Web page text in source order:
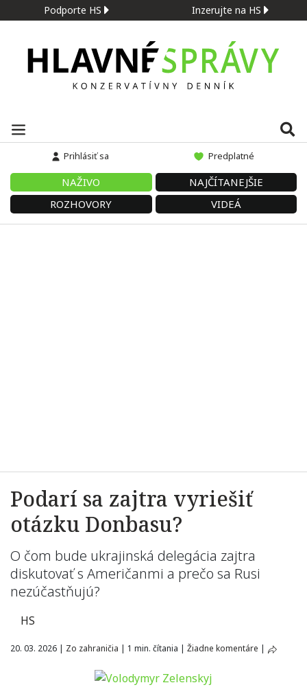
Podporte HS Inzerujte na HS
Prihlásiť sa Predplatné
NAŽIVO
NAJČÍTANEJŠIE
ROZHOVORY
VIDEÁ
Podarí sa zajtra vyriešiť
otázku Donbasu?
O čom bude ukrajinská delegácia zajtra
diskutovať s Američanmi a prečo sa Rusi
nezúčastňujú?
HS
20. 03. 2026 | Zo zahraničia | 1 min. čítania | Žiadne komentáre |